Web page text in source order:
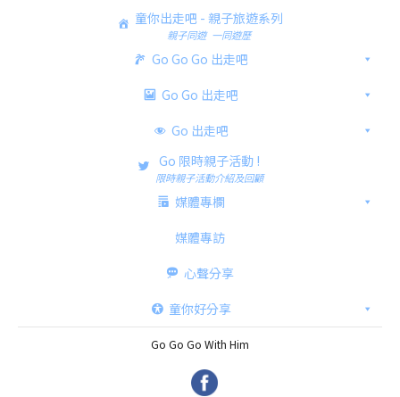
童你出走吧 - 親子旅遊系列
親子同遊 一同遊歷
Go Go Go 出走吧
Go Go 出走吧
Go 出走吧
Go 限時親子活動 !
限時親子活動介紹及回顧
媒體專欄
媒體專訪
心聲分享
童你好分享
Go Go Go With Him